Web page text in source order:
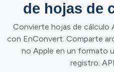
de hojas de
Convierte hojas de cálculo
con EnConvert. Comparte
no Apple en un formato
registro.